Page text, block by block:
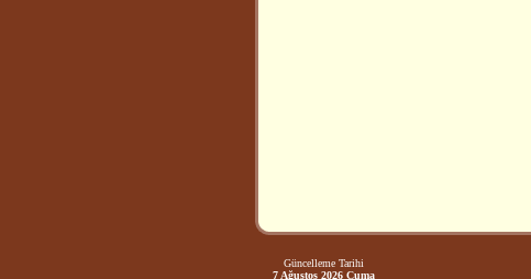
Güncelleme Tarihi
7 Ağustos 2026 Cuma